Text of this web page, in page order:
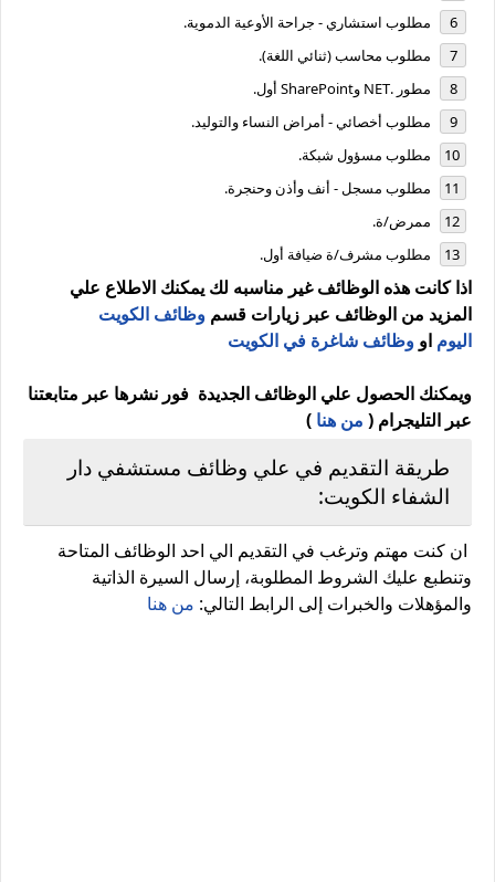
مطلوب استشاري - جراحة الأوعية الدموية.
مطلوب محاسب (ثنائي اللغة).
مطور .NET وSharePoint أول.
مطلوب أخصائي - أمراض النساء والتوليد.
مطلوب مسؤول شبكة.
مطلوب مسجل - أنف وأذن وحنجرة.
ممرض/ة.
مطلوب مشرف/ة ضيافة أول.
اذا كانت هذه الوظائف غير مناسبه لك يمكنك الاطلاع علي
المزيد من الوظائف عبر زيارات قسم وظائف الكويت
اليوم او وظائف شاغرة في الكويت
ويمكنك الحصول علي الوظائف الجديدة فور نشرها عبر متابعتنا
عبر التليجرام ( من هنا )
طريقة التقديم في علي وظائف مستشفي دار
الشفاء الكويت:
ان كنت مهتم وترغب في التقديم الي احد الوظائف المتاحة
وتنطبع عليك الشروط المطلوبة، إرسال السيرة الذاتية
والمؤهلات والخبرات إلى الرابط التالي: من هنا